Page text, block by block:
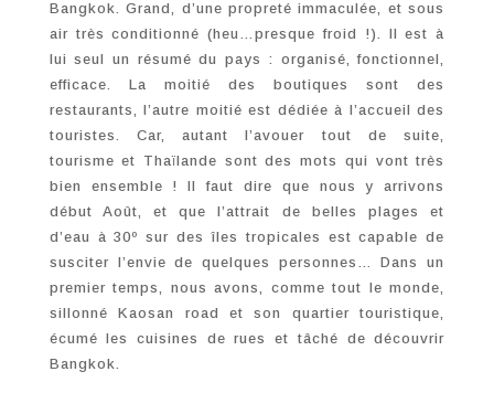
Bangkok. Grand, d’une propreté immaculée, et sous
air très conditionné (heu…presque froid !). Il est à
lui seul un résumé du pays : organisé, fonctionnel,
efficace. La moitié des boutiques sont des
restaurants, l’autre moitié est dédiée à l’accueil des
touristes. Car, autant l’avouer tout de suite,
tourisme et Thaïlande sont des mots qui vont très
bien ensemble ! Il faut dire que nous y arrivons
début Août, et que l’attrait de belles plages et
d’eau à 30º sur des îles tropicales est capable de
susciter l’envie de quelques personnes… Dans un
premier temps, nous avons, comme tout le monde,
sillonné Kaosan road et son quartier touristique,
écumé les cuisines de rues et tâché de découvrir
Bangkok.